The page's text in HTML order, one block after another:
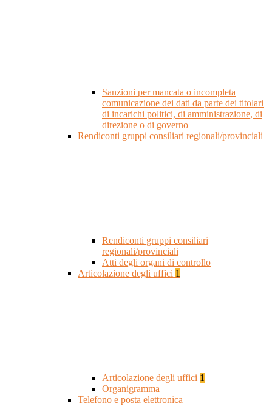
Sanzioni per mancata o incompleta
comunicazione dei dati da parte dei titolari
di incarichi politici, di amministrazione, di
direzione o di governo
Rendiconti gruppi consiliari regionali/provinciali
Rendiconti gruppi consiliari
regionali/provinciali
Atti degli organi di controllo
Articolazione degli uffici 1
Articolazione degli uffici 1
Organigramma
Telefono e posta elettronica